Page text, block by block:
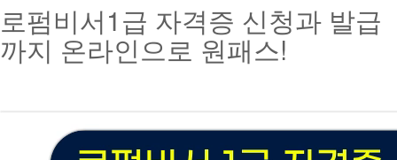
로펌비서1급 자격증 신청과 발급
까지 온라인으로 원패스!